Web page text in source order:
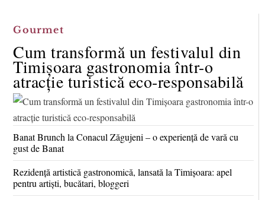
Gourmet
Cum transformă un festivalul din
Timișoara gastronomia într-o
atracție turistică eco-responsabilă
Banat Brunch la Conacul Zăgujeni – o experiență de vară cu
gust de Banat
Rezidență artistică gastronomică, lansată la Timișoara: apel
pentru artiști, bucătari, bloggeri